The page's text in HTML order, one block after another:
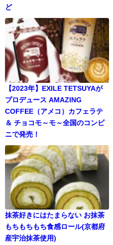
ど
【2023年】EXILE TETSUYAが
プロデュース AMAZING
COFFEE（アメコ）カフェラテ
＆ チョコモ～モ～全国のコンビ
ニで発売！
抹茶好きにはたまらない お抹茶
もちもちもち食感ロール(京都府
産宇治抹茶使用)